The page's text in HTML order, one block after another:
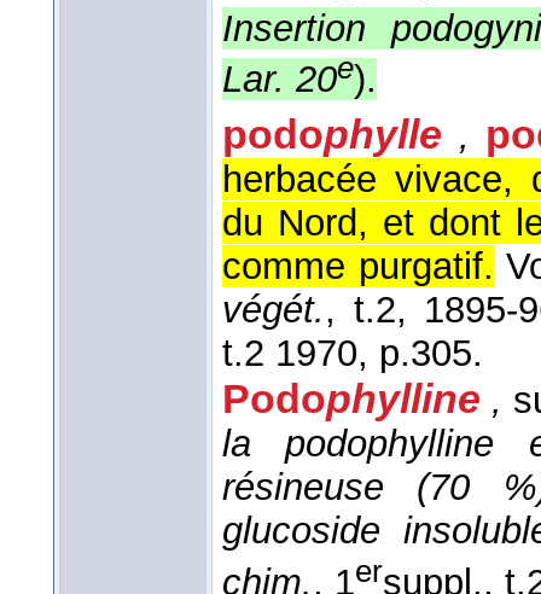
Insertion
Lar. 20e).
podophylle ,
herbacée vivace,
du Nord, et dont
comme purgatif.
végét., t.2, 1895-
t.2 1970, p.305.
Podophylline ,
la podophylline
résineuse (70
glucoside
chim., 1ersuppl.,